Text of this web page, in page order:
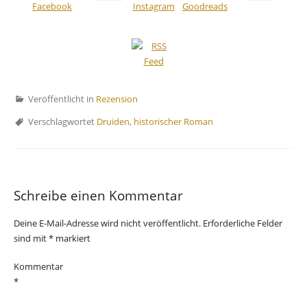
Veröffentlicht in Rezension
Verschlagwortet Druiden, historischer Roman
Schreibe einen Kommentar
Deine E-Mail-Adresse wird nicht veröffentlicht. Erforderliche Felder
sind mit* markiert
Kommentar
*